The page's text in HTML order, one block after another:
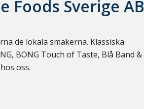
Foods Sverige AB
de lokala smakerna. Klassiska
BONG Touch of Taste, Blå Band &
oss.